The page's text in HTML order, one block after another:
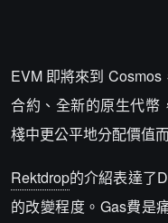
EVM 即將來到
合約、全新的原生代幣
棧中更公平地分配價值
Rektdrop的介紹表達了
的改變程度。Gas費是